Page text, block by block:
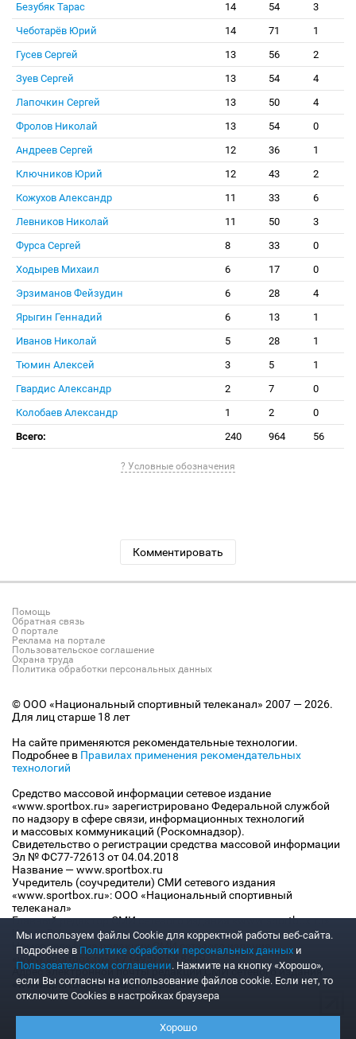
Безубяк Тарас
14 54
3
Чеботарёв Юрий
14 71
1
Гусев Сергей
13 56
2
Зуев Сергей
13 54
4
Лапочкин Сергей
13 50
4
Фролов Николай
13 54
0
Андреев Сергей
12 36
1
Ключников Юрий
12 43
2
Кожухов Александр
11 33
6
Левников Николай
11 50
3
Фурса Сергей
8 33
0
Ходырев Михаил
6 17
0
Эрзиманов Фейзудин
6 28
4
Ярыгин Геннадий
6 13
1
Иванов Николай
5 28
1
Тюмин Алексей
3 5
1
Гвардис Александр
2 7
0
Колобаев Александр
1 2
0
Всего:
240 964 56
? Условные обозначения
Комментировать
Помощь
Обратная связь
О портале
Реклама на портале
Пользовательское соглашение
Охрана труда
Политика обработки персональных данных
© ООО «Национальный спортивный телеканал» 2007 — 2026.
Для лиц старше 18 лет
На сайте применяются рекомендательные технологии.
Подробнее в Правилах применения рекомендательных
технологий
Средство массовой информации сетевое издание
«www.sportbox.ru» зарегистрировано Федеральной службой
по надзору в сфере связи, информационных технологий
и массовых коммуникаций (Роскомнадзор).
Свидетельство о регистрации средства массовой информации
Эл № ФС77-72613 от 04.04.2018
Название — www.sportbox.ru
Учредитель (соучредители) СМИ сетевого издания
«www.sportbox.ru»: ООО «Национальный спортивный
телеканал»
Главный редактор СМИ сетевого издания «www.sportbox.ru»:
Конов В.А.
Номер телефона редакции СМИ сетевого издания
«www.sportbox.ru»: +7 (495) 653 8419
Адрес электронной почты редакции СМИ сетевого издания
«www.sportbox.ru»: editor@sportbox.ru
Мы используем файлы Сookie для корректной работы веб-сайта.
Подробнее в Политике обработки персональных данных и
Пользовательском соглашении. Нажмите на кнопку «Хорошо»,
если Вы согласны на использование файлов cookie. Если нет, то
отключите Cookies в настройках браузера
Хорошо